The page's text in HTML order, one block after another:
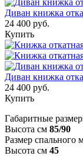
Диван книжка
24 400 руб.
Купить
Диван книжка
24 400 руб.
Купить
Габаритные
Высота см 85/90
Размер спального
Высота см 45